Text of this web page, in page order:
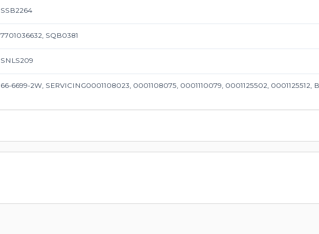
SSB2264
7701036632, SQB0381
SNLS209
66-6699-2W, SERVICING0001108023, 0001108075, 0001110079, 0001125502, 0001125512,